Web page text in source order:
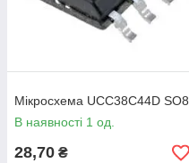
Мікросхема UCC38C44D SO8
В наявності 1 од.
28,70 ₴